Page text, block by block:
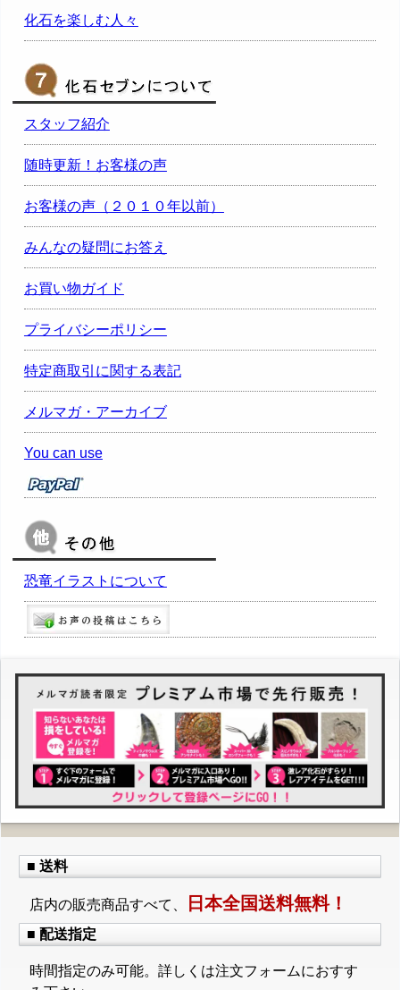
化石を楽しむ人々
スタッフ紹介
随時更新！お客様の声
お客様の声（２０１０年以前）
みんなの疑問にお答え
お買い物ガイド
プライバシーポリシー
特定商取引に関する表記
メルマガ・アーカイブ
You can use
恐竜イラストについて
■ 送料
店内の販売商品すべて、 日本全国送料無料！
■ 配送指定
時間指定のみ可能。詳しくは注文フォームにおすす